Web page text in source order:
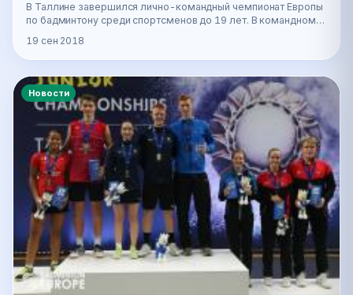
В Таллине завершился лично-командный чемпионат Европы
по бадминтону среди спортсменов до 19 лет. В командном
19 сен 2018
Новости